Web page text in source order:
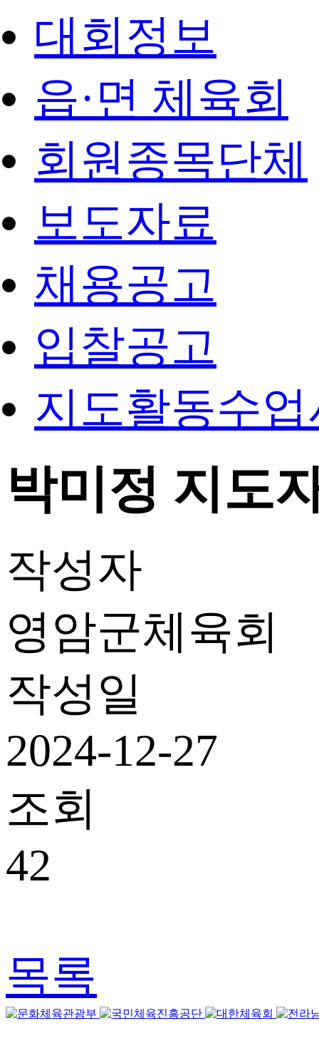
대회정보
읍·면 체육회
회원종목단체
보도자료
채용공고
입찰공고
지도활동수
박미정 지도
작성자
영암군체육회
작성일
2024-12-27
조회
42
목록